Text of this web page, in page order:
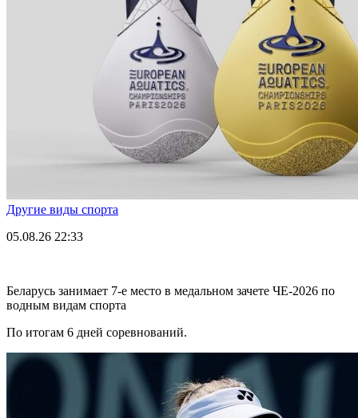
Другие виды спорта
05.08.26 22:33
Беларусь занимает 7-е место в медальном зачете ЧЕ-2026 по
водным видам спорта
По итогам 6 дней соревнований.